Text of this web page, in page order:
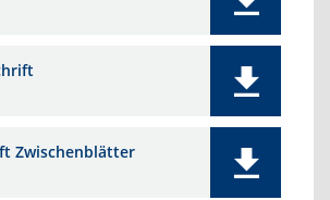
Zwischenblätter